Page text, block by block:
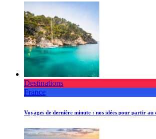
Destinations
France
Voyages de dernière minute : nos idées pour partir au